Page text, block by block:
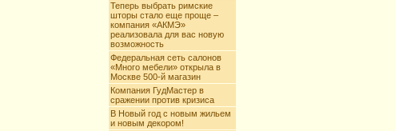
Теперь выбрать римские
шторы стало еще проще –
компания «АКМЭ»
реализовала для вас новую
возможность
Федеральная сеть салонов
«Много мебели» открыла в
Москве 500-й магазин
Компания ГудМастер в
сражении против кризиса
В Новый год с новым жильем
и новым декором!